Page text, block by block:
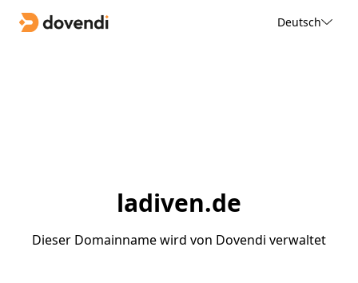
Deutsch
ladiven.de
Dieser Domainname wird von Dovendi verwaltet